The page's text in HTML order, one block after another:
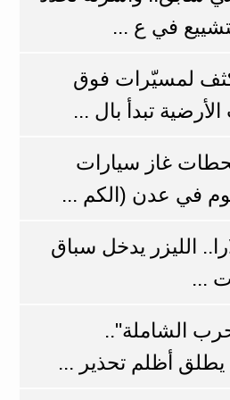
في ع ...
لمسيّرات فوق
تبدأ بال ...
غاز سيارات
في عدن (الكم ...
بـ13 دولارا.. الليزر يدخل سباق
...
الشاملة"..
يطلق أظلم تحذير ...